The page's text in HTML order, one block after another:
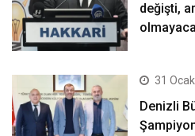
değişti,
31
Denizli